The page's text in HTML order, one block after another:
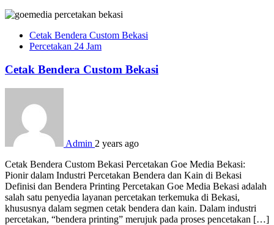
Cetak Bendera Custom Bekasi
Percetakan 24 Jam
Cetak Bendera Custom Bekasi
Admin 2 years ago
Cetak Bendera Custom Bekasi Percetakan Goe Media Bekasi:
Pionir dalam Industri Percetakan Bendera dan Kain di Bekasi
Definisi dan Bendera Printing Percetakan Goe Media Bekasi adalah
salah satu penyedia layanan percetakan terkemuka di Bekasi,
khususnya dalam segmen cetak bendera dan kain. Dalam industri
percetakan, “bendera printing” merujuk pada proses pencetakan […]